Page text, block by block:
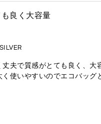
良く大容量
丈夫で質感がとても良く、大
く使いやすいのでエコバッグ